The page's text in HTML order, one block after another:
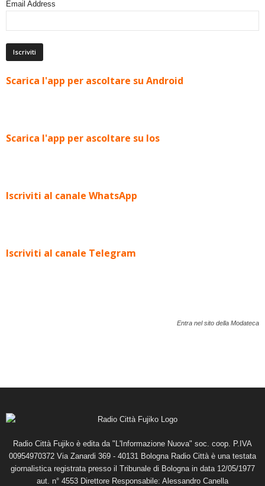
Email Address
Scarica l'app per ascoltare su Android
Scarica l'app per ascoltare su Ios
Iscriviti al canale WhatsApp
Iscriviti al canale Telegram
Entra nel sito della Modateca
Radio Città Fujiko è edita da "L'Informazione Nuova" soc. coop. P.IVA
00954970372 Via Zanardi 369 - 40131 Bologna Radio Città è una testata
giornalistica registrata presso il Tribunale di Bologna in data 12/05/1977
aut. n° 4553 Direttore Responsabile: Alessandro Canella